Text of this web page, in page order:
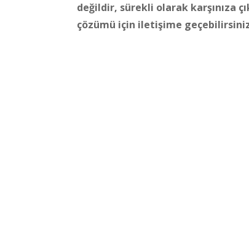
değildir, sürekli olarak karşınıza
çözümü için iletişime